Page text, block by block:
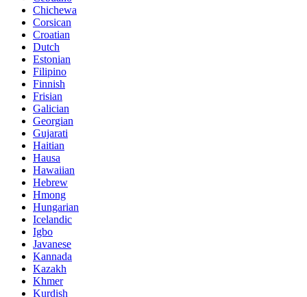
Chichewa
Corsican
Croatian
Dutch
Estonian
Filipino
Finnish
Frisian
Galician
Georgian
Gujarati
Haitian
Hausa
Hawaiian
Hebrew
Hmong
Hungarian
Icelandic
Igbo
Javanese
Kannada
Kazakh
Khmer
Kurdish